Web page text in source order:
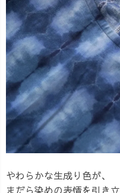
やわらかな生成り色が、
まだら染めの表情を引き